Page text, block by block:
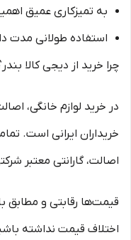
به تمیزکاری عمیق
استفاده طولانی مدت
چرا خرید از دیجی کالا
در خرید لوازم خانگی،
خریداران ایرانی است.
اصالت، گارانتی معتبر
قیمت‌ها رقابتی و مطابق
اختلاف قیمت نداشته